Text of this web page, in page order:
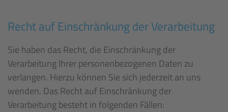
Recht auf Einschränkung der Verarbeitung
Sie haben das Recht, die Einschränkung der
Verarbeitung Ihrer personenbezogenen Daten zu
verlangen. Hierzu können Sie sich jederzeit an uns
wenden. Das Recht auf Einschränkung der
Verarbeitung besteht in folgenden Fällen: